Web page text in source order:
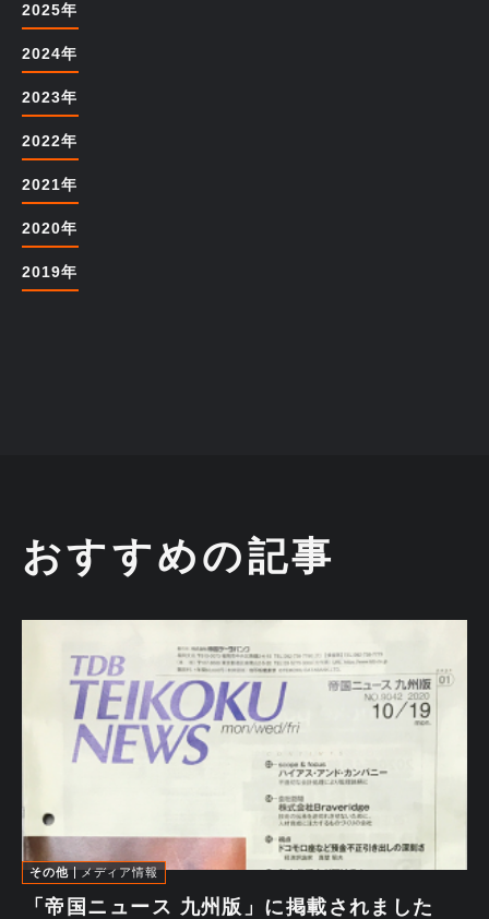
2025年
2024年
2023年
2022年
2021年
2020年
2019年
おすすめの記事
その他 メディア情報
「帝国ニュース 九州版」に掲載されました